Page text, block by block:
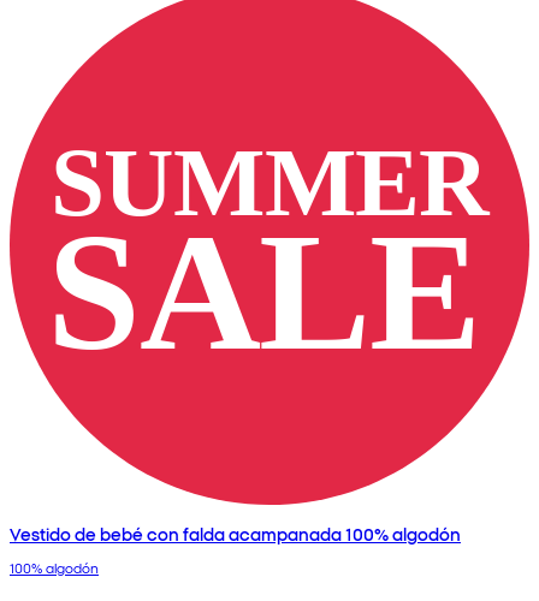
Vestido de bebé con falda acampanada 100% algodón
100% algodón